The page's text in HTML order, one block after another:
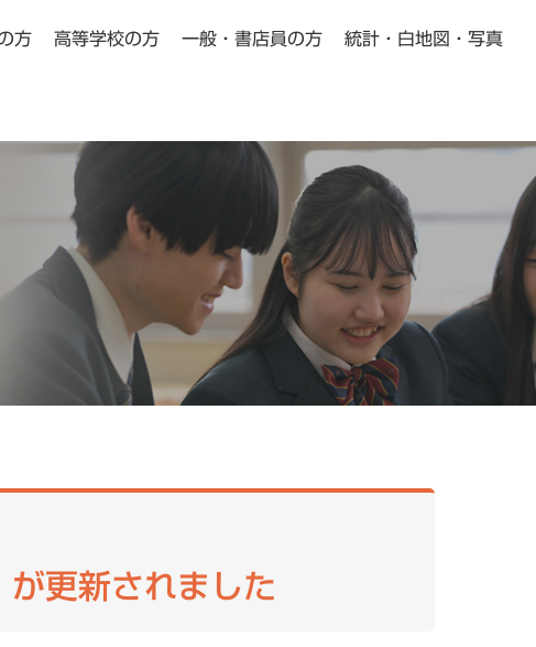
方
小学校・中学校の方向け
高等学校の方 一般・書店員の方
動画教材
よくある質問
統計・白地図・写真
が更新されました